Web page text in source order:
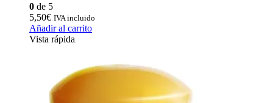
0 de 5
5,50€ IVA incluido
Añadir al carrito
Vista rápida